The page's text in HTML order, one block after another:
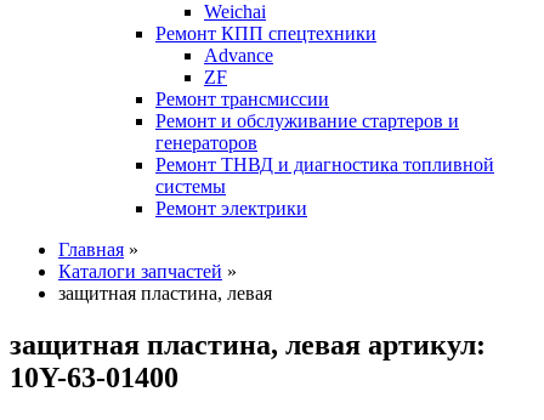
Weichai
Ремонт КПП спецтехники
Advance
ZF
Ремонт трансмиссии
Ремонт и обслуживание стартеров и
генераторов
Ремонт ТНВД и диагностика топливной
системы
Ремонт электрики
Главная »
Каталоги запчастей »
защитная пластина, левая
защитная пластина, левая артикул:
10Y-63-01400